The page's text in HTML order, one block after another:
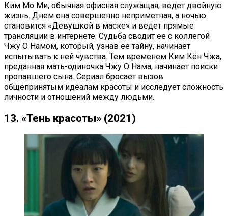
Ким Мо Ми, обычная офисная служащая, ведет двойную
жизнь. Днем она совершенно неприметная, а ночью
становится «Девушкой в маске» и ведет прямые
трансляции в интернете. Судьба сводит ее с коллегой
Чжу О Намом, который, узнав ее тайну, начинает
испытывать к ней чувства. Тем временем Ким Кён Чжа,
преданная мать-одиночка Чжу О Нама, начинает поиски
пропавшего сына. Сериал бросает вызов
общепринятым идеалам красоты и исследует сложность
личности и отношений между людьми.
13. «Тень красоты» (2021)